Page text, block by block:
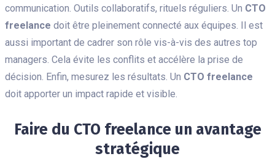
communication. Outils collaboratifs, rituels réguliers. Un CTO
freelance doit être pleinement connecté aux équipes. Il est
aussi important de cadrer son rôle vis-à-vis des autres top
managers. Cela évite les conflits et accélère la prise de
décision. Enfin, mesurez les résultats. Un CTO freelance
doit apporter un impact rapide et visible.
Faire du CTO freelance un avantage
stratégique